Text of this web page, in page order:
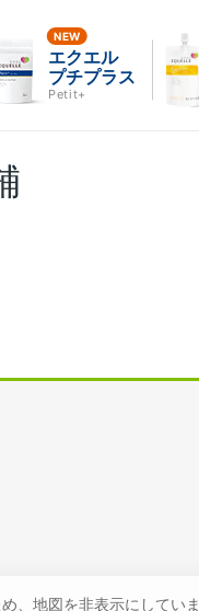
エクエル
プチプラス
Petit+
、地図を非表示にしていま